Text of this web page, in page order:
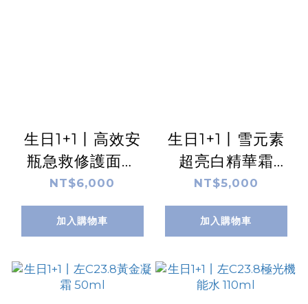
生日1+1丨高效安
瓶急救修護面膜
10片/盒
NT$6,000
加入購物車
生日1+1丨雪元素
超亮白精華霜
50ml
NT$5,000
加入購物車